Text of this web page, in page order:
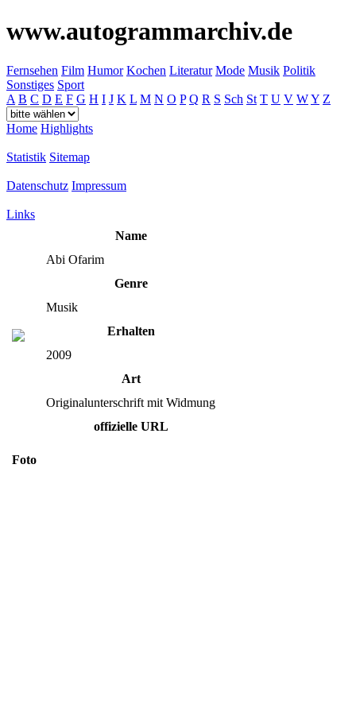
www.autogrammarchiv.de
Fernsehen Film Humor Kochen Literatur Mode Musik Politik
Sonstiges Sport
A B C D E F G H I J K L M N O P Q R S Sch St T U V WY Z
Home Highlights
Statistik Sitemap
Datenschutz Impressum
Links
Name
Abi Ofarim
Genre
Musik
Erhalten
2009
Art
Originalunterschrift mit Widmung
offizielle URL
Foto